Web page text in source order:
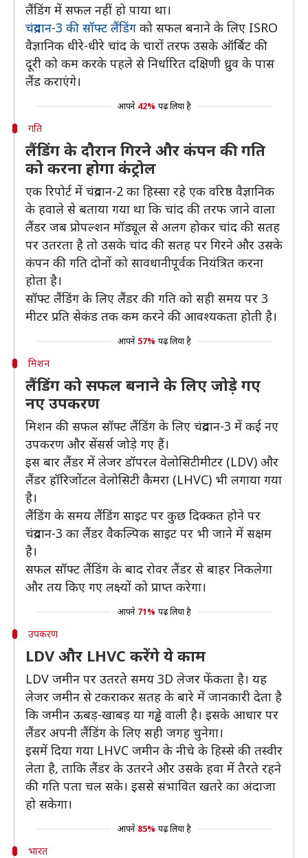
लैंडिंग में सफल नहीं हो पाया था।
चंद्रयान-3 की सॉफ्ट लैंडिंग को सफल बनाने के लिए ISRO
वैज्ञानिक धीरे-धीरे चांद के चारों तरफ उसके ऑर्बिट की
दूरी को कम करके पहले से निर्धारित दक्षिणी ध्रुव के पास
लैंड कराएंगे।
आपने 42% पढ़ लिया है
गति
लैंडिंग के दौरान गिरने और कंपन की गति
को करना होगा कंट्रोल
एक रिपोर्ट में चंद्रयान-2 का हिस्सा रहे एक वरिष्ठ वैज्ञानिक
के हवाले से बताया गया था कि चांद की तरफ जाने वाला
लैंडर जब प्रोपल्शन मॉड्यूल से अलग होकर चांद की सतह
पर उतरता है तो उसके चांद की सतह पर गिरने और उसके
कंपन की गति दोनों को सावधानीपूर्वक नियंत्रित करना
होता है।
सॉफ्ट लैंडिंग के लिए लैंडर की गति को सही समय पर 3
मीटर प्रति सेकंड तक कम करने की आवश्यकता होती है।
आपने 57% पढ़ लिया है
मिशन
लैंडिंग को सफल बनाने के लिए जोड़े गए
नए उपकरण
मिशन की सफल सॉफ्ट लैंडिंग के लिए चंद्रयान-3 में कई नए
उपकरण और सेंसर्स जोड़े गए हैं।
इस बार लैंडर में लेजर डॉपरल वेलोसिटीमीटर (LDV) और
लैंडर हॉरिजोंटल वेलोसिटी कैमरा (LHVC) भी लगाया गया
है।
लैंडिंग के समय लैंडिंग साइट पर कुछ दिक्कत होने पर
चंद्रयान-3 का लैंडर वैकल्पिक साइट पर भी जाने में सक्षम
है।
सफल सॉफ्ट लैंडिंग के बाद रोवर लैंडर से बाहर निकलेगा
और तय किए गए लक्ष्यों को प्राप्त करेगा।
आपने 71% पढ़ लिया है
उपकरण
LDV और LHVC करेंगे ये काम
LDV जमीन पर उतरते समय 3D लेजर फेंकता है। यह
लेजर जमीन से टकराकर सतह के बारे में जानकारी देता है
कि जमीन ऊबड़-खाबड़ या गड्ढे वाली है। इसके आधार पर
लैंडर अपनी लैंडिंग के लिए सही जगह चुनेगा।
इसमें दिया गया LHVC जमीन के नीचे के हिस्से की तस्वीर
लेता है, ताकि लैंडर के उतरने और उसके हवा में तैरते रहने
की गति पता चल सके। इससे संभावित खतरे का अंदाजा
हो सकेगा।
आपने 85% पढ़ लिया है
भारत